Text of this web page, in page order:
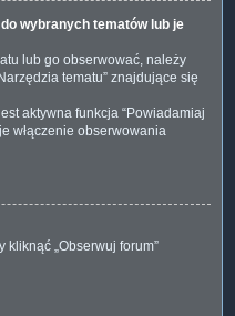
wybranych tematów lub je
lub go obserwować, należy
tematu” znajdujące się
aktywna funkcja “Powiadamiaj
włączenie obserwowania
„Obserwuj forum”